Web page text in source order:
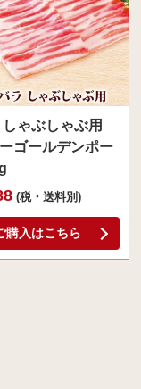
ゃぶしゃぶ用
ゴールデンポー
(税・送料別)
購入はこちら